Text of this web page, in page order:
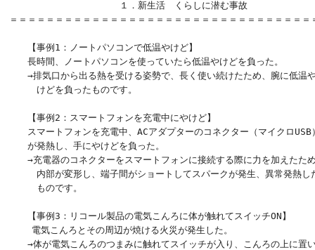
１．新生活　くらしに潜む事故
＝＝＝＝＝＝＝＝＝＝＝＝＝＝＝＝＝＝＝＝＝＝＝＝＝＝＝＝＝＝＝＝＝
【事例1：ノートパソコンで低温やけど】
長時間、ノートパソコンを使っていたら低温やけどを負った。
→排気口から出る熱を受ける姿勢で、長く使い続けたため、腕に低温
けどを負ったものです。
【事例2：スマートフォンを充電中にやけど】
スマートフォンを充電中、ACアダプターのコネクター（マイクロUSB
が発熱し、手にやけどを負った。
→充電器のコネクターをスマートフォンに接続する際に力を加えたた
内部が変形し、端子間がショートしてスパークが発生、異常発熱し
ものです。
【事例3：リコール製品の電気こんろに体が触れてスイッチON】
    電気こんろとその周辺が焼ける火災が発生した。
→体が電気こんろのつまみに触れてスイッチが入り、こんろの上に置